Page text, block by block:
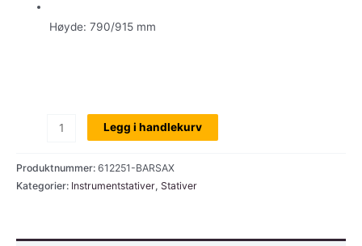
Høyde: 790/915 mm
bariton-
sax,
Legg i handlekurv
Produktnummer: 612251-BARSAX
Kategorier: Instrumentstativer, Stativer